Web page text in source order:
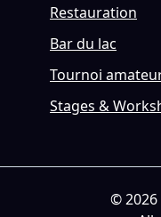
Restauration
Bar du lac
Tournoi
Stages &
© 2026